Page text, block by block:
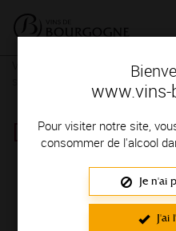
www.vins-
Pour visiter notre site,
consommer de l'alcool
Je n'ai
J'ai
DOMAINE